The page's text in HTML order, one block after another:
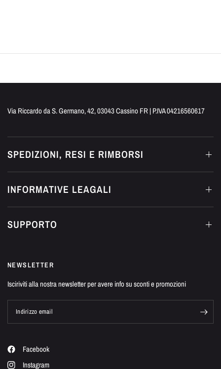
Via Riccardo da S. Germano, 42, 03043 Cassino FR | P.IVA 04216560617
SPEDIZIONI, RESI E RIMBORSI
INFORMATIVE LEAGALI
SUPPORTO
NEWSLETTER
Isciriviti alla nostra newsletter per avere info su sconti e promozioni
Indirizzo email
Facebook
Instagram